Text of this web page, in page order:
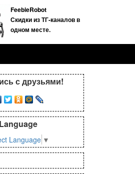
FeebieRobot
Скидки из ТГ-каналов в
одном месте.
с друзьями!
Language
Language ▼